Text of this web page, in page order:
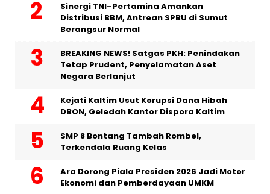
Sinergi TNI–Pertamina Amankan
Distribusi BBM, Antrean SPBU di Sumut
Berangsur Normal
BREAKING NEWS! Satgas PKH: Penindakan
Tetap Prudent, Penyelamatan Aset
Negara Berlanjut
Kejati Kaltim Usut Korupsi Dana Hibah
DBON, Geledah Kantor Dispora Kaltim
SMP 8 Bontang Tambah Rombel,
Terkendala Ruang Kelas
Ara Dorong Piala Presiden 2026 Jadi Motor
Ekonomi dan Pemberdayaan UMKM